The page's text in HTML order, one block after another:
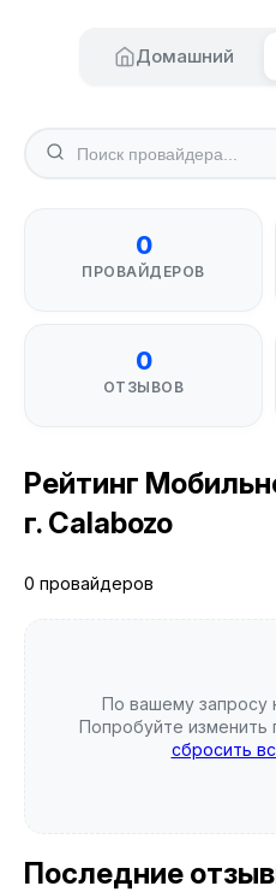
Домашний
0
ПРОВАЙДЕРОВ
0
ОТЗЫВОВ
Рейтинг
г. Calabozo
0 провайдеров
По вашему запросу
Попробуйте изменить
сбросить
Последние